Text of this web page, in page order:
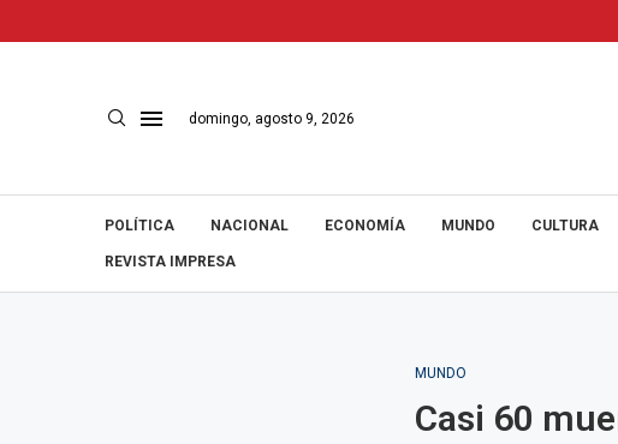
domingo, agosto 9, 2026
POLÍTICA NACIONAL ECONOMÍA MUNDO CULTURA
REVISTA IMPRESA
MUNDO
Casi 60